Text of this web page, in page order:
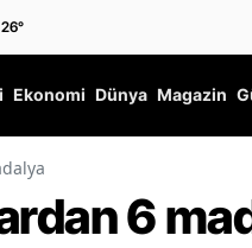
26°
Ekonomi Dünya Magazin
6